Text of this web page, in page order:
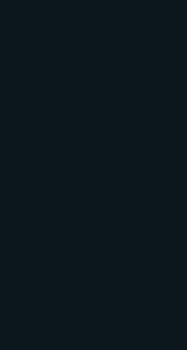
verbindt zich, om
kanaal en zijne
van Terneuzen, de
en de werken
art. 20. Hetzelve verbindt
te doen plaats
en voor de
welke de
zoo te dier zake, als ter
werken, verbindt zich
betalen eene jaarlijksche
gulden, gedurende
de dagteekening van het
dat alle bij § b van
al in staat zullen zijn om
en op vijftig
rekenen.